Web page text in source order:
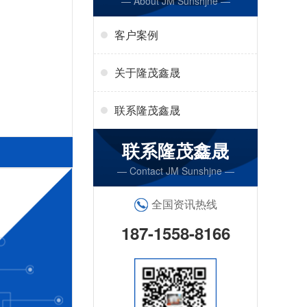
客户案例
关于隆茂鑫晟
联系隆茂鑫晟
联系隆茂鑫晟
— Contact JM Sunshjne —
全国资讯热线
187-1558-8166